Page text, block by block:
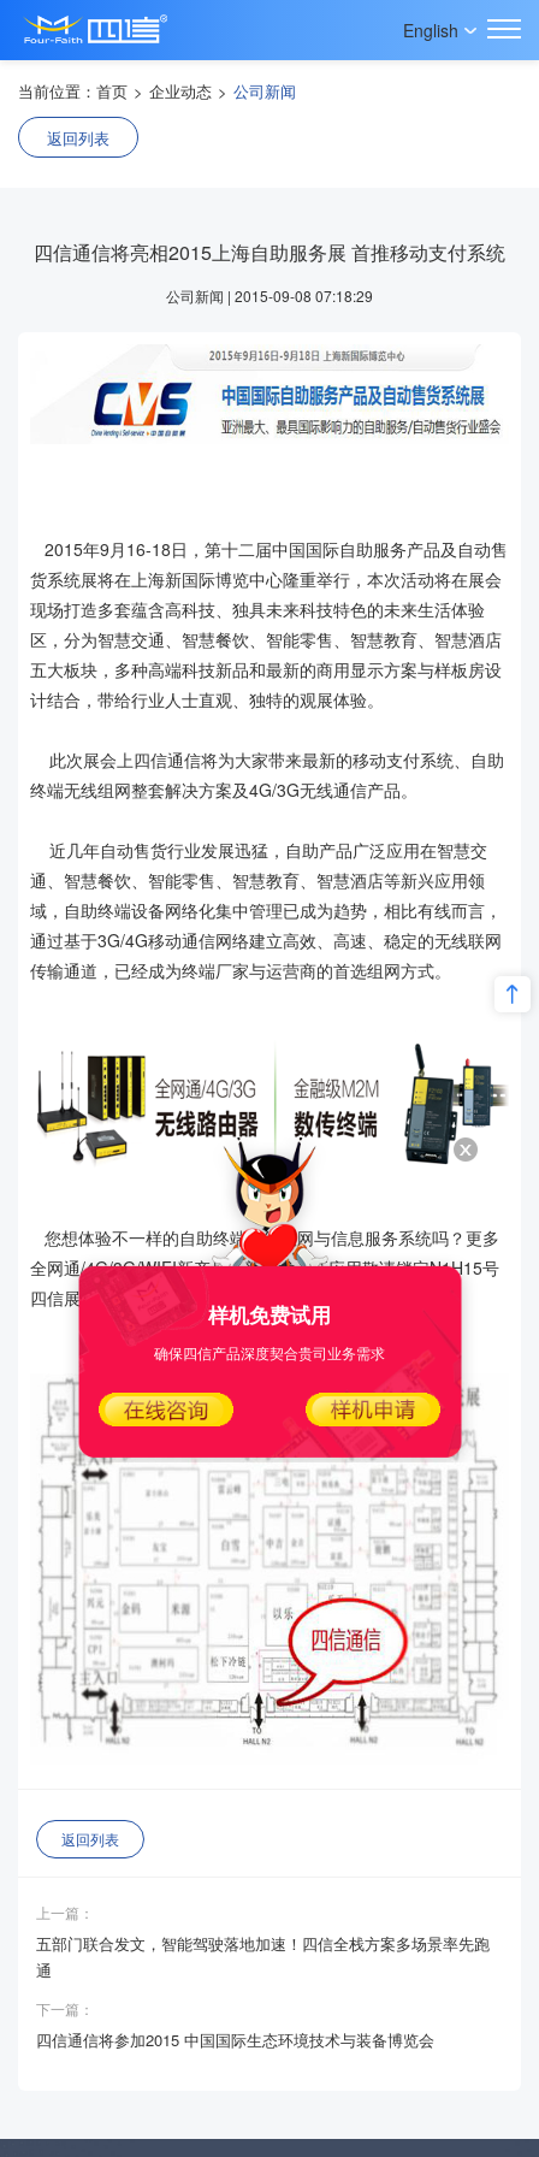
English
当前位置： 首页 > 企业动态 > 公司新闻
返回列表
四信通信将亮相2015上海自助服务展 首推移动支付系统
公司新闻 | 2015-09-08 07:18:29
2015年9月16-18日，第十二届中国国际自助服务产品及自动售
货系统展将在上海新国际博览中心隆重举行，本次活动将在展会
现场打造多套蕴含高科技、独具未来科技特色的未来生活体验
区，分为智慧交通、智慧餐饮、智能零售、智慧教育、智慧酒店
五大板块，多种高端科技新品和最新的商用显示方案与样板房设
计结合，带给行业人士直观、独特的观展体验。
此次展会上四信通信将为大家带来最新的移动支付系统、自助
终端无线组网整套解决方案及4G/3G无线通信产品。
近几年自动售货行业发展迅猛，自助产品广泛应用在智慧交
通、智慧餐饮、智能零售、智慧教育、智慧酒店等新兴应用领
域，自助终端设备网络化集中管理已成为趋势，相比有线而言，
通过基于3G/4G移动通信网络建立高效、高速、稳定的无线联网
传输通道，已经成为终端厂家与运营商的首选组网方式。
您想体验不一样的自助终端无线联网与信息服务系统吗？更多
全网通/4G/3G/WIFI新产品、新技术、新应用敬请锁定N1H15号
四信展位。
返回列表
上一篇：
五部门联合发文，智能驾驶落地加速！四信全栈方案多场景率先跑
通
下一篇：
四信通信将参加2015 中国国际生态环境技术与装备博览会
样机免费试用
确保四信产品深度契合贵司业务需求